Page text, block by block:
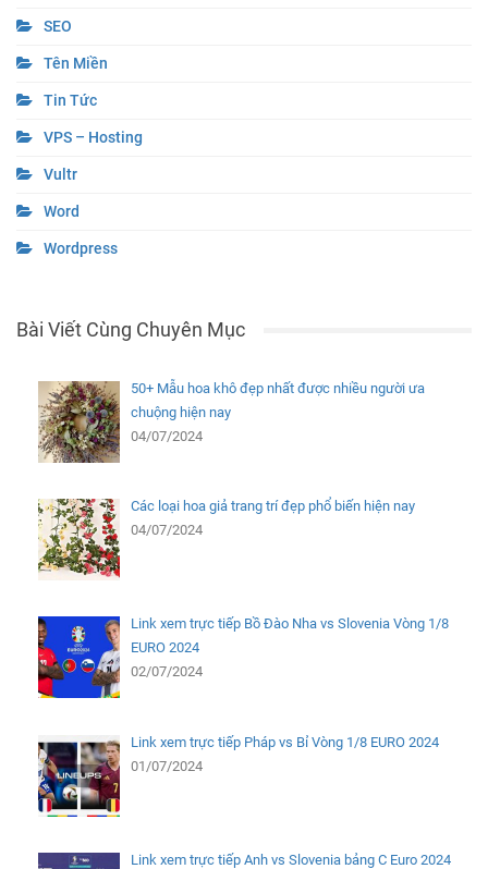
SEO
Tên Miền
Tin Tức
VPS – Hosting
Vultr
Word
Wordpress
Bài Viết Cùng Chuyên Mục
50+ Mẫu hoa khô đẹp nhất được nhiều người ưa
chuộng hiện nay
04/07/2024
Các loại hoa giả trang trí đẹp phổ biến hiện nay
04/07/2024
Link xem trực tiếp Bồ Đào Nha vs Slovenia Vòng 1/8
EURO 2024
02/07/2024
Link xem trực tiếp Pháp vs Bỉ Vòng 1/8 EURO 2024
01/07/2024
Link xem trực tiếp Anh vs Slovenia bảng C Euro 2024